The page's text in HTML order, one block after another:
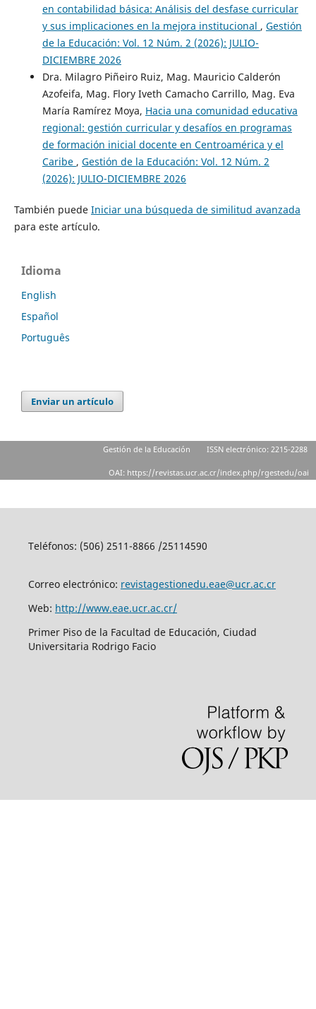
en contabilidad básica: Análisis del desfase curricular
y sus implicaciones en la mejora institucional , Gestión
de la Educación: Vol. 12 Núm. 2 (2026): JULIO-
DICIEMBRE 2026
Dra. Milagro Piñeiro Ruiz, Mag. Mauricio Calderón
Azofeifa, Mag. Flory Iveth Camacho Carrillo, Mag. Eva
María Ramírez Moya, Hacia una comunidad educativa
regional: gestión curricular y desafíos en programas
de formación inicial docente en Centroamérica y el
Caribe , Gestión de la Educación: Vol. 12 Núm. 2
(2026): JULIO-DICIEMBRE 2026
También puede Iniciar una búsqueda de similitud avanzada
para este artículo.
Idioma
English
Español
Português
Enviar un artículo
Gestión de la Educación ISSN electrónico: 2215-2288
OAI: https://revistas.ucr.ac.cr/index.php/rgestedu/oai
Teléfonos: (506) 2511-8866 /25114590
Correo electrónico: revistagestionedu.eae@ucr.ac.cr
Web: http://www.eae.ucr.ac.cr/
Primer Piso de la Facultad de Educación, Ciudad
Universitaria Rodrigo Facio